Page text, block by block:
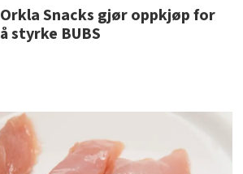
Orkla Snacks gjør oppkjøp for
å styrke BUBS